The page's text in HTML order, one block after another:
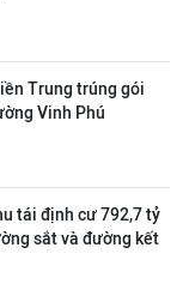
Trung trúng gói
Vinh Phú
tái định cư 792,7 tỷ
sắt và đường kết